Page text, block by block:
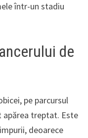
într-un stadiu
de
pe parcursul
treptat. Este
deoarece